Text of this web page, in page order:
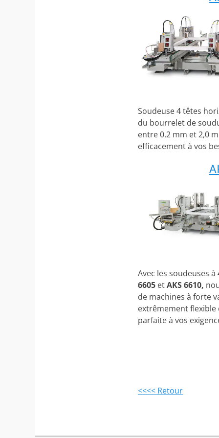
Soudeuse 4 têtes
du bourrelet de
entre 0,2 mm et 2,0
efficacement à vos
Avec les soudeuses
6605 etAKS 6610,
de machines à forte
extrêmement flexible
parfaite à vos
<<<< Retour